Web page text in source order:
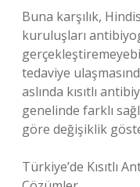
Buna karşılık,
kuruluşları
tedaviye
aslında kısıtlı
genelinde farklı
göre değişiklik
Türkiye’de Kısıtlı